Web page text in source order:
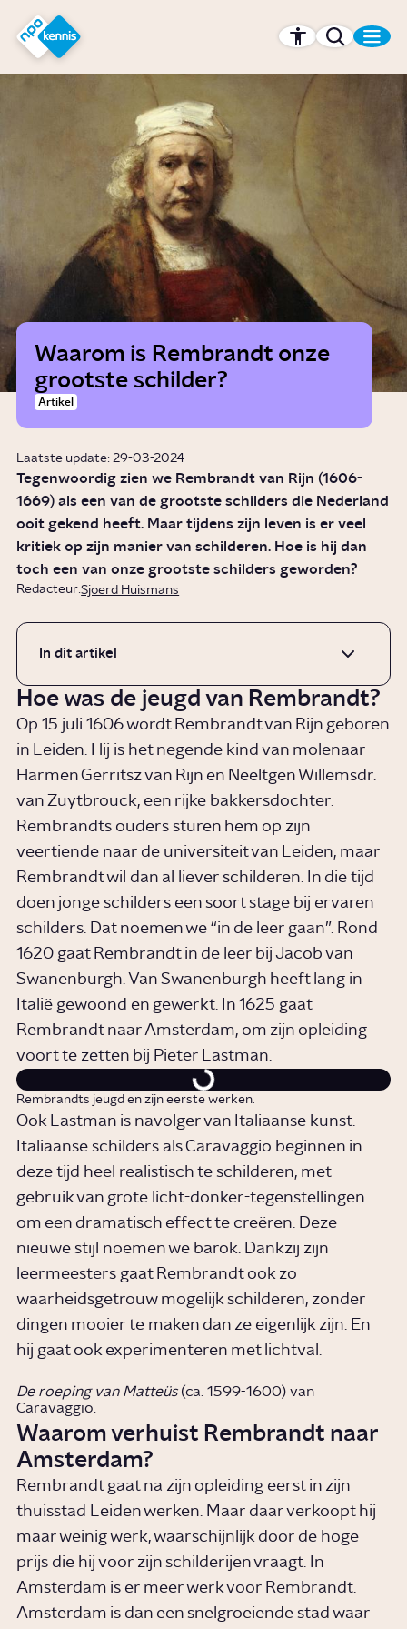
Hét kennisplatform van de NPO
Waarom is Rembrandt onze
grootste schilder?
Artikel
Laatste update: 29-03-2024
Tegenwoordig zien we Rembrandt van Rijn (1606-
1669) als een van de grootste schilders die Nederland
ooit gekend heeft. Maar tijdens zijn leven is er veel
kritiek op zijn manier van schilderen. Hoe is hij dan
toch een van onze grootste schilders geworden?
Redacteur:Sjoerd Huismans
In dit artikel
Hoe was de jeugd van Rembrandt?
Op 15 juli 1606 wordt Rembrandt van Rijn geboren
in Leiden. Hij is het negende kind van molenaar
Harmen Gerritsz van Rijn en Neeltgen Willemsdr.
van Zuytbrouck, een rijke bakkersdochter.
Rembrandts ouders sturen hem op zijn
veertiende naar de universiteit van Leiden, maar
Rembrandt wil dan al liever schilderen. In die tijd
doen jonge schilders een soort stage bij ervaren
schilders. Dat noemen we “in de leer gaan”. Rond
1620 gaat Rembrandt in de leer bij Jacob van
Swanenburgh. Van Swanenburgh heeft lang in
Italië gewoond en gewerkt. In 1625 gaat
Rembrandt naar Amsterdam, om zijn opleiding
voort te zetten bij Pieter Lastman.
Rembrandts jeugd en zijn eerste werken.
Ook Lastman is navolger van Italiaanse kunst.
Italiaanse schilders als Caravaggio beginnen in
deze tijd heel realistisch te schilderen, met
gebruik van grote licht-donker-tegenstellingen
om een dramatisch effect te creëren. Deze
nieuwe stijl noemen we barok. Dankzij zijn
leermeesters gaat Rembrandt ook zo
waarheidsgetrouw mogelijk schilderen, zonder
dingen mooier te maken dan ze eigenlijk zijn. En
hij gaat ook experimenteren met lichtval.
De roeping van Matteüs(ca. 1599-1600) van
Caravaggio.
Waarom verhuist Rembrandt naar
Amsterdam?
Rembrandt gaat na zijn opleiding eerst in zijn
thuisstad Leiden werken. Maar daar verkoopt hij
maar weinig werk, waarschijnlijk door de hoge
prijs die hij voor zijn schilderijen vraagt. In
Amsterdam is er meer werk voor Rembrandt.
Amsterdam is dan een snelgroeiende stad waar